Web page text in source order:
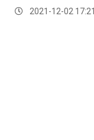
2021-12-02 17:21